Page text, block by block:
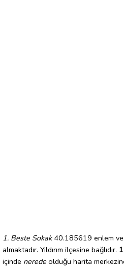
1. Beste Sokak40.185619 enlem
almaktadır. Yıldırım ilçesine bağlıdır.
içinde nerede olduğu harita